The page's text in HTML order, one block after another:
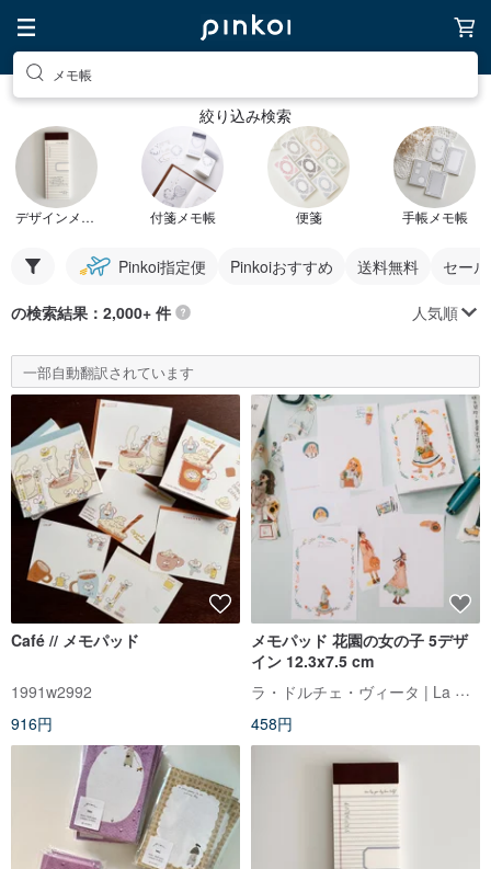
メモ帳
絞り込み検索
デザインメモ帳 付箋メモ帳 便箋 手帳メモ帳
Pinkoi指定便 Pinkoiおすすめ 送料無料 セー
の検索結果：2,000+ 件 人気順
一部自動翻訳されています
Café // メモパッド
1991w2992
916円
メモパッド 花園の女の子 5デザ
イン 12.3x7.5 cm
ラ・ドルチェ・ヴィータ | La Dolce Vita
458円